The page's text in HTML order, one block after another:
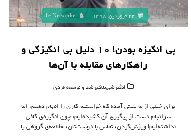
23 فروردین, 1398 the Networker
بی انگیزه بودن! ۱۰ دلیل بی انگیزگی و
راهکارهای مقابله با آن‌ها
انگیزشی,بلاگ,رشد و توسعه فردی
برای خیلی از ما پیش آمده که خواستیم کاری را انجام دهیم، اما
سرانجام دست از پیگیری آن کشیده‌ایم؛ چون انگیزه‌ی کافی
نداشته‌ایم! ورزش‌کردن، تماس با دوست‌تان، مطالعه‌ی گروهی یا